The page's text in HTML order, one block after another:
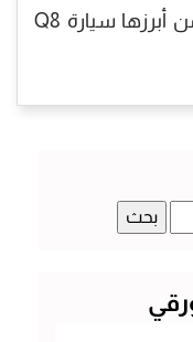
بفئة السيدان والكروس أوفر، ومن أبرزها سيارة Q8